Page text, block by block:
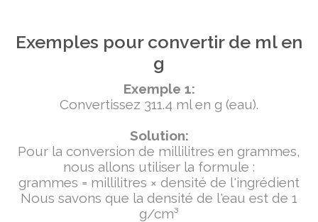
Exemples pour convertir de ml en
g
Exemple 1:
Convertissez 311.4 ml en g (eau).
Solution:
Pour la conversion de millilitres en grammes,
nous allons utiliser la formule :
grammes = millilitres × densité de l'ingrédient
Nous savons que la densité de l'eau est de 1
g/cm³